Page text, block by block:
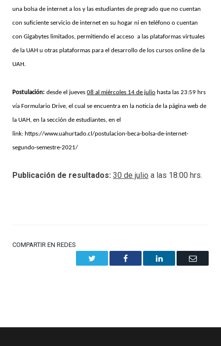
una bolsa de internet a los y las estudiantes de pregrado que no cuentan
con suficiente servicio de internet en su hogar ni en teléfono o cuentan
con Gigabytes limitados, permitiendo el acceso a las plataformas virtuales
de la UAH u otras plataformas para el desarrollo de los cursos online de la
UAH.
Postulación: desde el jueves 08 al miércoles 14 de julio hasta las 23:59 hrs
vía Formulario Drive, el cual se encuentra en la noticia de la página web de
la UAH, en la sección de estudiantes, en el
link: https://www.uahurtado.cl/postulacion-beca-bolsa-de-internet-
segundo-semestre-2021/
Publicación de resultados: 30 de julio a las 18:00 hrs.
COMPARTIR EN REDES
Facebook LinkedIn Email